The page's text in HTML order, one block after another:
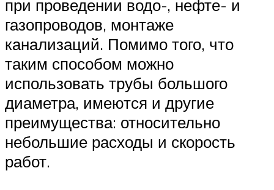
при проведении водо-, нефте- и
газопроводов, монтаже
канализаций. Помимо того, что
таким способом можно
использовать трубы большого
диаметра, имеются и другие
преимущества: относительно
небольшие расходы и скорость
работ.